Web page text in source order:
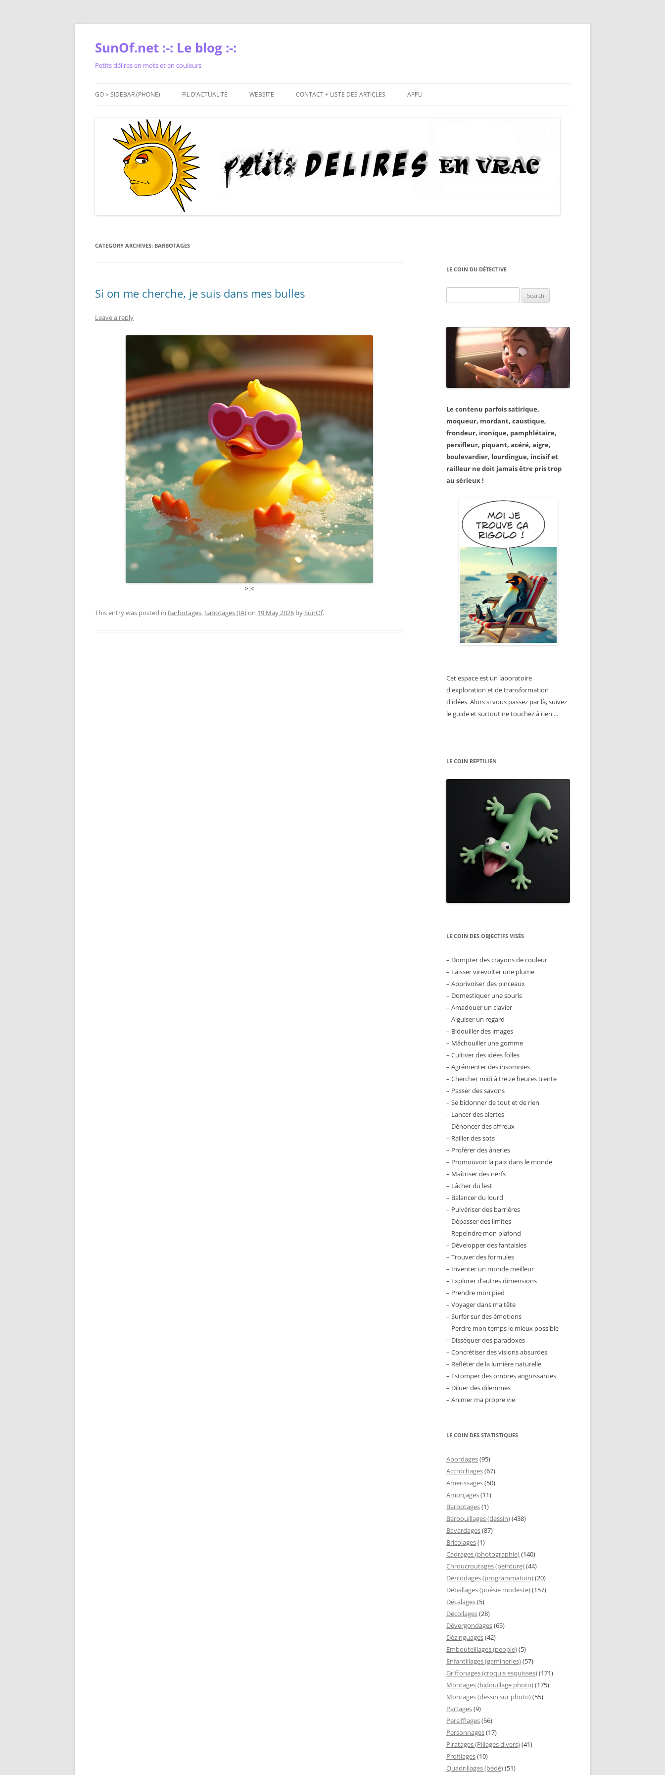
Skip
SunOf.net :-: Le blog :-:
Petits délires en mots et en couleurs
GO > SIDEBAR (PHONE) FIL D’ACTUALITÉ WEBSITE CONTACT + LISTE DES ARTICLES APPLI
CATEGORY ARCHIVES: BARBOTAGES
Si on me cherche, je suis dans mes bulles
Leave a reply
>.<
This entry was posted in Barbotages,Sabotages (IA)on 19 May 2026 bySunOf.
LE COIN DU DÉTECTIVE
for:
Le contenu parfois satirique,
moqueur, mordant, caustique,
frondeur, ironique, pamphlétaire,
persifleur, piquant, acéré, aigre,
boulevardier, lourdingue, incisif et
railleur ne doit jamais être pris trop
au sérieux !
Cet espace est un laboratoire
d'exploration et de transformation
d'idées. Alors si vous passez par là, suivez
le guide et surtout ne touchez à rien ...
LE COIN REPTILIEN
LE COIN DES OBJECTIFS VISÉS
– Dompter des crayons de couleur
– Laisser virevolter une plume
– Apprivoiser des pinceaux
– Domestiquer une souris
– Amadouer un clavier
– Aiguiser un regard
– Bidouiller des images
– Mâchouiller une gomme
– Cultiver des idées folles
– Agrémenter des insomnies
– Chercher midi à treize heures trente
– Passer des savons
– Se bidonner de tout et de rien
– Lancer des alertes
– Dénoncer des affreux
– Railler des sots
– Proférer des âneries
– Promouvoir la paix dans le monde
– Maîtriser des nerfs
– Lâcher du lest
– Balancer du lourd
– Pulvériser des barrières
– Dépasser des limites
– Repeindre mon plafond
– Développer des fantaisies
– Trouver des formules
– Inventer un monde meilleur
– Explorer d’autres dimensions
– Prendre mon pied
– Voyager dans ma tête
– Surfer sur des émotions
– Perdre mon temps le mieux possible
– Disséquer des paradoxes
– Concrétiser des visions absurdes
– Refléter de la lumière naturelle
– Estomper des ombres angoissantes
– Diluer des dilemmes
– Animer ma propre vie
LE COIN DES STATISTIQUES
Abordages(95)
Accrochages(67)
Amerissages(50)
Amorçages(11)
Barbotages(1)
Barbouillages (dessin)(438)
Bavardages(87)
Bricolages(1)
Cadrages (photographie)(140)
Chroucroutages (peinture)(44)
Dé/codages (programmation)(20)
Déballages (poésie modeste)(157)
Décalages(5)
Décollages(28)
Dévergondages(65)
Dézinguages(42)
Embouteillages (people)(5)
Enfantillages (gamineries)(57)
Griffonages (croquis esquisses)(171)
Montages (bidouillage photo)(175)
Montages (dessin sur photo)(55)
Partages(9)
Persifflages(56)
Personnages(17)
Piratages (Pillages divers)(41)
Profilages(10)
Quadrillages (bédé)(51)